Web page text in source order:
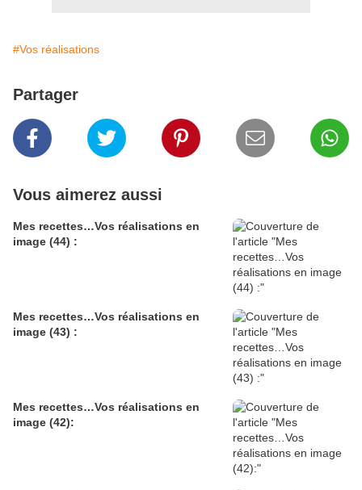
#Vos réalisations
Partager
Vous aimerez aussi
Mes recettes…Vos réalisations en
image (44) :
Mes recettes…Vos réalisations en
image (43) :
Mes recettes…Vos réalisations en
image (42):